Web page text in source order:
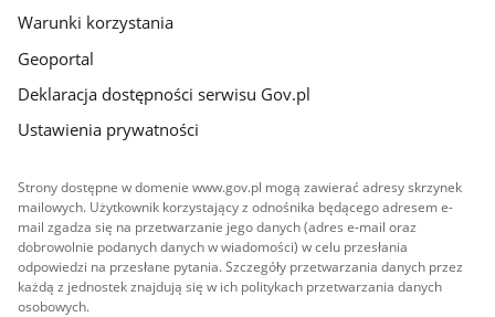
Warunki korzystania
Geoportal
Deklaracja dostępności serwisu Gov.pl
Ustawienia prywatności
Strony dostępne w domenie www.gov.pl mogą zawierać adresy skrzynek
mailowych. Użytkownik korzystający z odnośnika będącego adresem e-
mail zgadza się na przetwarzanie jego danych (adres e-mail oraz
dobrowolnie podanych danych w wiadomości) w celu przesłania
odpowiedzi na przesłane pytania. Szczegóły przetwarzania danych przez
każdą z jednostek znajdują się w ich politykach przetwarzania danych
osobowych.